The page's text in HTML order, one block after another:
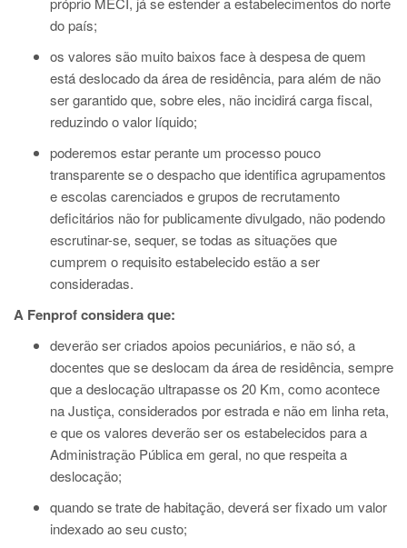
do país;
os valores são muito baixos face à despesa de quem
está deslocado da área de residência, para além de não
ser garantido que, sobre eles, não incidirá carga fiscal,
reduzindo o valor líquido;
poderemos estar perante um processo pouco
transparente se o despacho que identifica agrupamentos
e escolas carenciados e grupos de recrutamento
deficitários não for publicamente divulgado, não podendo
escrutinar-se, sequer, se todas as situações que
cumprem o requisito estabelecido estão a ser
consideradas.
A Fenprof considera que:
deverão ser criados apoios pecuniários, e não só, a
docentes que se deslocam da área de residência, sempre
que a deslocação ultrapasse os 20 Km, como acontece
na Justiça, considerados por estrada e não em linha reta,
e que os valores deverão ser os estabelecidos para a
Administração Pública em geral, no que respeita a
deslocação;
quando se trate de habitação, deverá ser fixado um valor
indexado ao seu custo;